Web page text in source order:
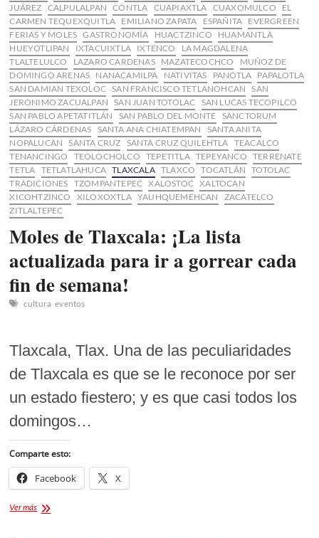
JUÁREZ CALPULALPAN CONTLA CUAPIAXTLA CUAXOMULCO
EL
CARMEN TEQUEXQUITLA EMILIANO ZAPATA ESPAÑITA EVERGREEN
FERIAS Y MOLES GASTRONOMÍA HUACTZINCO
HUAMANTLA
HUEYOTLIPAN
IXTACUIXTLA IXTENCO
LA MAGDALENA
TLALTELULCO
LAZARO CARDENAS MAZATECOCHCO
MUÑOZ DE
DOMINGO ARENAS NANACAMILPA NATIVITAS PANOTLA PAPALOTLA
SAN DAMIAN TEXOLOC SAN FRANCISCO TETLANOHCAN
SAN
JERONIMO ZACUALPAN
SAN JUAN TOTOLAC SAN LUCAS TECOPILCO
SAN PABLO APETATITLÁN
SAN PABLO DEL MONTE SANCTORUM
LÁZARO CÁRDENAS SANTA ANA CHIATEMPAN
SANTA ANITA
NOPALUCAN
SANTA CRUZ SANTA CRUZ QUILEHTLA TEACALCO
TENANCINGO
TEOLOCHOLCO TEPETITLA TEPEYANCO
TERRENATE
TETLA TETLATLAHUCA TLAXCALA TLAXCO TOCATLÁN
TOTOLAC
TRADICIONES TZOMPANTEPEC XALOSTOC XALTOCAN
XICOHTZINCO
XILOXOXTLA YAUHQUEMEHCAN
ZACATELCO
ZITLALTEPEC
Moles de Tlaxcala: ¡La lista
actualizada para ir a gorrear cada
fin de semana!
cultura eventos
Tlaxcala, Tlax. Una de las peculiaridades
de Tlaxcala es que se le reconoce por ser
un estado fiestero; y es que casi todos los
domingos…
Comparte esto:
Facebook X
Ver másMoles